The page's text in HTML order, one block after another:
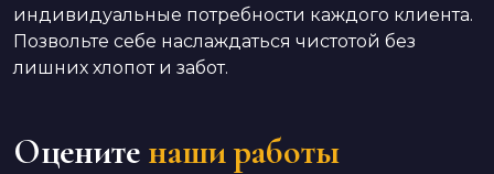
индивидуальные потребности каждого клиента.
Позвольте себе наслаждаться чистотой без
лишних хлопот и забот.
Оцените наши работы